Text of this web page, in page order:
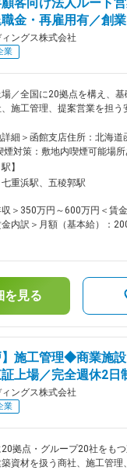
トワークを施工管理の分野で
ーから直で、安価に建材の
す。こうした両分野の相乗
、顧客から厚い信頼を得てお
、入社後は長く勤務する社
の良い環境で、より一層ス
金・再雇用有／創
ングス株式会社
業
場／全国に20拠点を構え、
施工管理、提案営業を担う安定
だきます。 住所：北海道函
資材卸売 ■職務内容： 「建設資材の総合
して、国内外1,500社を超え
式会社クワザワに出向し、
範囲】 ■職務詳細： ・ゼネコン等への建
のPR ・新規商談、既存顧
の強い住宅関連の形に残
大手ハウスメーカー
ンからの依頼で、戸建住宅
るのと並行し、設立以来、
してのビジネスも展開し
で培った信用、ネットワーク
もちろん、メーカーから
いう強みもあります。こう
、コストの面で、顧客から
引があります。したがって案
です。「居心地」の良い環境
くことができます。 変更の範囲：
詳細＞函館支店住所：北海
煙対策：敷地内喫煙可能場
業所
】
重浜駅、五稜郭駅
収＞350万円～600万円＜賃
内訳＞月額（基本給）：
＞有＜給与補足＞※予定年収
験・年齢等を考慮のうえ決
2回（7月・12月）■残業代
する可能性があります。
です。
を見る
】施工管理◆商業施
上場／完全週休2日
ングス株式会社
業
20拠点・グループ20社をも
資材を扱う商社、施工管理